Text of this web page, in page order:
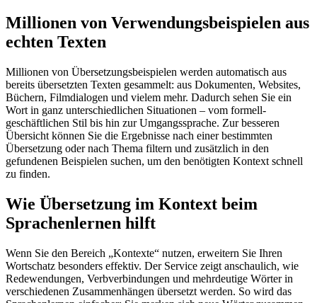
Millionen von Verwendungsbeispielen aus
echten Texten
Millionen von Übersetzungsbeispielen werden automatisch aus
bereits übersetzten Texten gesammelt: aus Dokumenten, Websites,
Büchern, Filmdialogen und vielem mehr. Dadurch sehen Sie ein
Wort in ganz unterschiedlichen Situationen – vom formell-
geschäftlichen Stil bis hin zur Umgangssprache. Zur besseren
Übersicht können Sie die Ergebnisse nach einer bestimmten
Übersetzung oder nach Thema filtern und zusätzlich in den
gefundenen Beispielen suchen, um den benötigten Kontext schnell
zu finden.
Wie Übersetzung im Kontext beim
Sprachenlernen hilft
Wenn Sie den Bereich „Kontexte“ nutzen, erweitern Sie Ihren
Wortschatz besonders effektiv. Der Service zeigt anschaulich, wie
Redewendungen, Verbverbindungen und mehrdeutige Wörter in
verschiedenen Zusammenhängen übersetzt werden. So wird das